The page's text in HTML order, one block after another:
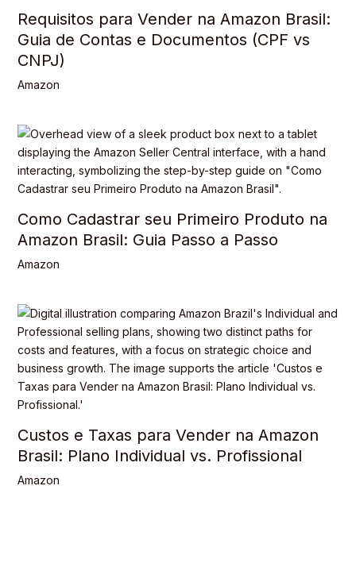
Requisitos para Vender na Amazon Brasil:
Guia de Contas e Documentos (CPF vs
CNPJ)
Amazon
Como Cadastrar seu Primeiro Produto na
Amazon Brasil: Guia Passo a Passo
Amazon
Custos e Taxas para Vender na Amazon
Brasil: Plano Individual vs. Profissional
Amazon